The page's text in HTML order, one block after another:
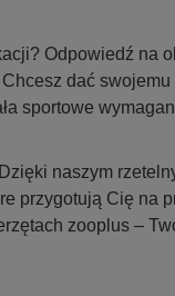
Odpowiedź na
dać
sportowe
naszym
przygotują Cię na
zooplus –